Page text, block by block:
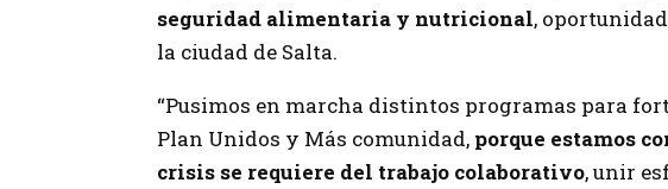
seguridad alimentaria y nutricional,
la ciudad de Salta.
“Pusimos en marcha distintos programas para
Plan Unidos y Más comunidad, porque estamos
crisis se requiere del trabajo colaborativo, unir